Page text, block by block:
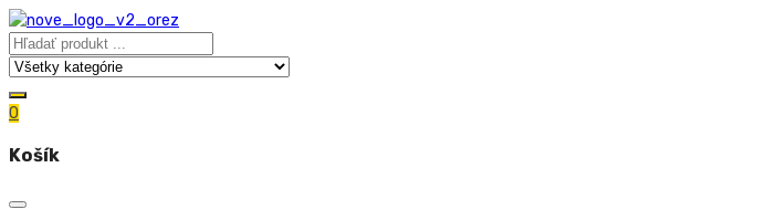
0
Košík